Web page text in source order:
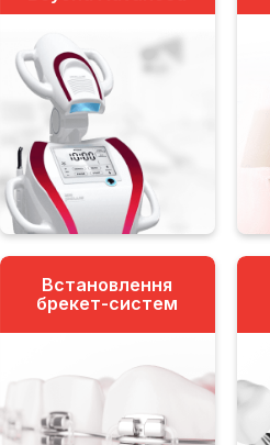
Встановлення
брекет-систем